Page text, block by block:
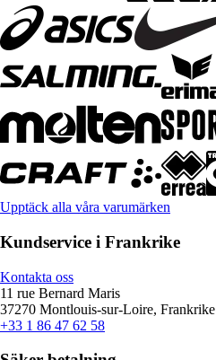
Upptäck alla våra varumärken
Kundservice i Frankrike
Kontakta oss
11 rue Bernard Maris
37270 Montlouis-sur-Loire, Frankrike
+33 1 86 47 62 58